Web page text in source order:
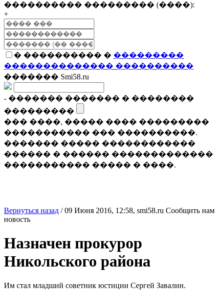
���������� ��������� (����):
+
� ���������� � ���������
�������������� ����������
������� Smi58.ru
- ������� ������� � ��������
���������
��� ����, ����� ���� ���������
����������� ��� ����������.
������� ����� ������������
������ � ������ �������������
����������� ����� � ����.
Вернуться назад /09 Июня 2016, 12:58, smi58.ru Сообщить нам
новость
Назначен прокурор
Никольского района
Им стал младший советник юстиции Сергей Завалин.